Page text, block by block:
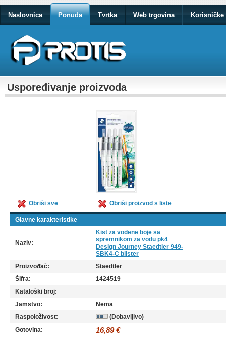
Naslovnica Ponuda Tvrtka Web trgovina Korisničke
Uspoređivanje proizvoda
Obriši sve Obriši proizvod s liste
Glavne karakteristike
Naziv:
Kist za vodene boje sa
spremnikom za vodu pk4
Design Journey Staedtler 949-
SBK4-C blister
Proizvođač:
Staedtler
Šifra:
1424519
Kataloški broj:
Jamstvo:
Nema
Raspoloživost:
(Dobavljivo)
Gotovina:
16,89 €